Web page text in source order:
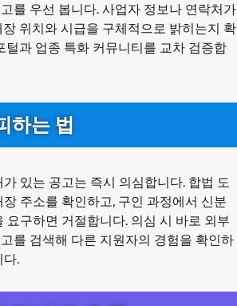
를 우선 봅니다. 사업자 정보나 연락처가
위치와 시급을 구체적으로 밝히는지 확
털과 업종 특화 커뮤니티를 교차 검증합
하는 법
있는 공고는 즉시 의심합니다. 합법 도
주소를 확인하고, 구인 과정에서 신분
요구하면 거절합니다. 의심 시 바로 외부
를 검색해 다른 지원자의 경험을 확인하
다.